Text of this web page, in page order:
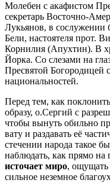
Молебен с акафистом
секретарь Восточно-
Лукьянов, в сослужении
Бели, настоятеля прот.
Корнилия (Апухтин). В
Йорка. Со слезами на
Пресвятой
национальностей.
Перед тем, как
образу, о.Сергий с
чтобы вынуть обильно
вату и раздавать её
стечении народа такое
наблюдать, как прямо на
источает миро, ощущать
сильное неземное